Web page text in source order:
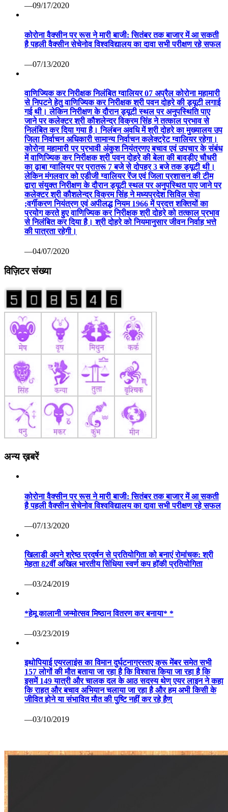
—09/17/2020
कोरोना वैक्सीन पर रूस ने मारी बाजी: सितंबर तक बाजार में आ सकती
है पहली वैक्सीन सेचेनोव विश्वविद्यालय का दावा सभी परीक्षण रहे सफल
—07/13/2020
वाणिज्यिक कर निरीक्षक निलंबित ग्वालियर 07 अप्रैल कोरोना महामारी
से निपटने हेतु वाणिज्यिक कर निरीक्षक श्री पवन दोहरे की ड्यूटी लगाई
गई थी। लेकिन निरीक्षण के दौरान ड्यूटी स्थल पर अनुपस्थिति पाए
जाने पर कलेक्टर श्री कौशलेन्द्र विक्रम सिंह ने तत्काल प्रभाव से
निलंबित कर दिया गया है। निलंबन अवधि में श्री दोहरे का मुख्यालय उप
जिला निर्वाचन अधिकारी सामान्य निर्वाचन कलेक्ट्रेट ग्वालियर रहेगा।
कोरोना महामारी पर प्रभावी अंकुश नियंत्रणए बचाव एवं उपचार के संबंध
में वाणिज्यिक कर निरीक्षक श्री पवन दोहरे की बेला की बावड़ीए चौधरी
का ढ़ाबा ग्वालियर पर प्रातरू 7 बजे से दोपहर 3 बजे तक ड्यूटी थी।
लेकिन मंगलवार को एडीजी ग्वालियर रेंज एवं जिला प्रशासन की टीम
द्वारा संयुक्त निरीक्षण के दौरान ड्यूटी स्थल पर अनुपस्थित पाए जाने पर
कलेक्टर श्री कौशलेन्द्र विक्रम सिंह ने मध्यप्रदेश सिविल सेवा
;वर्गीकरण नियंत्रण एवं अपीलद्ध नियम 1966 में प्रदत्त शक्तियों का
प्रयोग करते हुए वाणिज्यिक कर निरीक्षक श्री दोहरे को तत्काल प्रभाव
से निलंबित कर दिया है। श्री दोहरे को नियमानुसार जीवन निर्वाह भत्ते
की पात्रता रहेगी।
—04/07/2020
विज़िटर संख्या
अन्य ख़बरें
कोरोना वैक्सीन पर रूस ने मारी बाजी: सितंबर तक बाजार में आ सकती
है पहली वैक्सीन सेचेनोव विश्वविद्यालय का दावा सभी परीक्षण रहे सफल
—07/13/2020
खिलाडी अपने श्रेष्ठ प्रदर्षन से प्रतियोगिता को बनाएं रोमांचक: श्री
मेहता 82वीं अखिल भारतीय सिंधिया स्वर्ण कप हॉकी प्रतियोगिता
—03/24/2019
*हेमू कालानी जन्मोत्सव मिष्ठान वितरण कर बनाया* *
—03/23/2019
इथोपियाई एयरलाइंस का विमान दुर्घटनाग्रस्तए क्रू मेंबर समेत सभी
157 लोगों की मौत बताया जा रहा है कि विश्वास किया जा रहा है कि
इसमें 149 यात्री और चालक दल के आठ सदस्य थेण् एयर लाइन ने कहा
कि राहत और बचाव अभियान चलाया जा रहा है और हम अभी किसी के
जीवित होने या संभावित मौत की पुष्टि नहीं कर रहे हैण्
—03/10/2019